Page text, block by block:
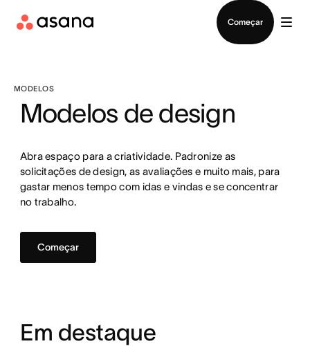
Começar
MODELOS
Modelos de design
Abra espaço para a criatividade. Padronize as
solicitações de design, as avaliações e muito mais, para
gastar menos tempo com idas e vindas e se concentrar
no trabalho.
Começar
Em destaque